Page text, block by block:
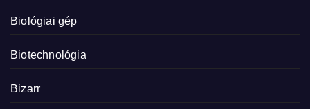
Biológiai gép
Biotechnológia
Bizarr